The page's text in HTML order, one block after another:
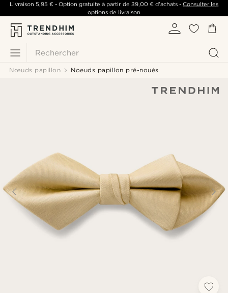
Rechercher
Livraison 5,95 €- Option gratuite à partir de 39,00 €d'achats -Consulter les
options de livraison
Nœuds papillon Noeuds papillon pré-noués